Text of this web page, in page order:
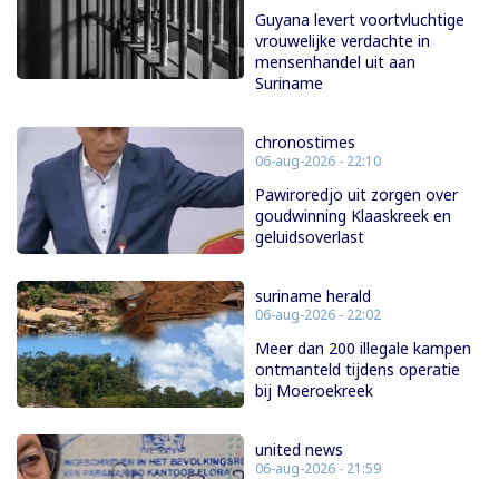
Guyana levert voortvluchtige
vrouwelijke verdachte in
mensenhandel uit aan
Suriname
chronostimes
06-aug-2026 - 22:10
Pawiroredjo uit zorgen over
goudwinning Klaaskreek en
geluidsoverlast
suriname herald
06-aug-2026 - 22:02
Meer dan 200 illegale kampen
ontmanteld tijdens operatie
bij Moeroekreek
united news
06-aug-2026 - 21:59